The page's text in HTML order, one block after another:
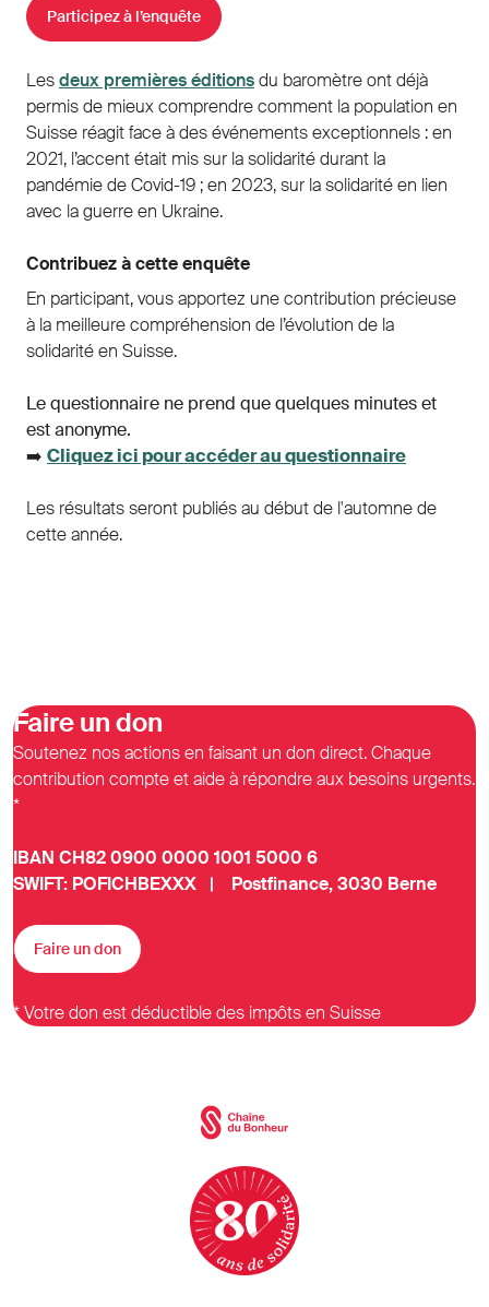
Participez à l’enquête
Lesdeux premières éditionsdu baromètre ont déjà
permis de mieux comprendre comment la population en
Suisse réagit face à des événements exceptionnels : en
2021, l’accent était mis sur la solidarité durant la
pandémie de Covid-19 ; en 2023, sur la solidarité en lien
avec la guerre en Ukraine.
Contribuez à cette enquête
En participant, vous apportez une contribution précieuse
à la meilleure compréhension de l’évolution de la
solidarité en Suisse.
Le questionnaire ne prend que quelques minutes et
est anonyme.
➡️ Cliquez ici pour accéder au questionnaire
Les résultats seront publiés au début de l'automne de
cette année.
Faire un don
Soutenez nos actions en faisant un don direct. Chaque
contribution compte et aide à répondre aux besoins urgents.
*
IBAN CH82 0900 0000 1001 5000 6
SWIFT: POFICHBEXXX | Postfinance, 3030 Berne
Faire un don
* Votre don est déductible des impôts en Suisse